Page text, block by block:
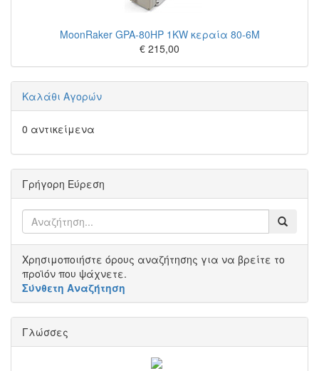
MoonRaker GPA-80HP 1KW κεραία 80-6M
€ 215,00
Καλάθι Αγορών
0 αντικείμενα
Γρήγορη Εύρεση
Χρησιμοποιήστε όρους αναζήτησης για να βρείτε το
προϊόν που ψάχνετε.
Σύνθετη Αναζήτηση
Γλώσσες